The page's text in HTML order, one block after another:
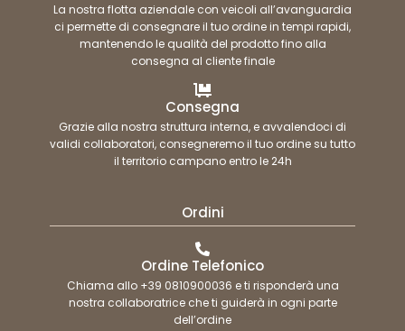
La nostra flotta aziendale con veicoli all’avanguardia
ci permette di consegnare il tuo ordine in tempi rapidi,
mantenendo le qualità del prodotto fino alla
consegna al cliente finale
Consegna
Grazie alla nostra struttura interna, e avvalendoci di
validi collaboratori, consegneremo il tuo ordine su tutto
il territorio campano entro le 24h
Ordini
Ordine Telefonico
Chiama allo +39 0810900036 e ti risponderà una
nostra collaboratrice che ti guiderà in ogni parte
dell’ordine